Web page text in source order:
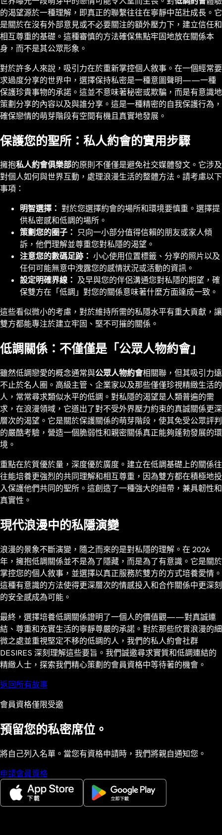
的渴望源於一種理解，即真正的聯繫往往在寧靜中茁壯成長。它
是關於在沒有外部意見或不必要關注的額外壓力下，建立信任和
相互尊重的基礎。這種審慎的方法確保焦點牢固地放在關係本
身，而不是其公眾形象。
對於許多人來說，吸引力在於重新掌控個人敘事。在一個經常要
求過度分享的世界中，選擇保持私密是一種意圖聲明——一種
保護珍貴事物的承諾。這並不意味著秘密或欺騙，而是有意識地
策劃分享的內容以及與誰分享。這是一種精密的自我保護行為，
確保戀情的萌芽階段有空間有機且真實地發展。
保護您的聖所：私人約會的實用步驟
擁抱私人約會俱樂部的原則不僅僅是避免社交媒體發文。它涉及
對個人如何與世界互動，處理浪漫生活的整體方法。請考慮以下
事項：
明智選擇： 對於您選擇約會的場所和環境要慎重。選擇提
供私密感和低調的場所。
策劃您的圈子： 只向一小部分值得信賴的朋友或家人傾
訴，他們理解並尊重您對私隱的渴望。
注意您的數碼足跡： 小心使用位置標籤、分享的照片以及
任何可能無意中洩露您的感情狀況或活動的資訊。
設定明確界線： 及早與您的伴侶溝通您對私隱的期望，確
保雙方在「低調」對您的關係意味著什麼方面達成一致。
這些看似微小的考慮，對於維持所需的私隱水平有重大貢獻，讓
雙方都能專注於建立牢固、堅不可摧的關係。
低調關係：不僅僅是「公眾人物約會」
雖然低調戀愛的概念通常與公眾人物約會相關聯，但其吸引力遠
不止於名人圈。高級主管、企業家以及那些僅僅珍視精緻生活的
人，常常尋求類似水平的低調。對私隱的渴望是人類普遍的需
求，在浪漫領域，它道出了對不受外界壓力約束的真誠關係更深
層次的渴望。它是關於保護關係的萌芽階段，使其免受公眾評判
的嚴酷考驗，營造一個脆弱性和親密關係真正能夠蓬勃發展的環
境。
重點在於質優於量，深度優於廣度。建立在低調基礎上的關係往
往能培養更強烈的共同理解和相互尊重，因為雙方都在積極地投
入保護他們共同的聖所。這創造了一種強大的紐帶，兼具韌性和
真實性。
現代浪漫中的私隱演變
浪漫的景象不斷演變，隨之而來的是對私隱的理解。在 2026
年，擁抱低調關係並不是為了隱藏，而是為了有意識。它是關於
掌控您的個人敘事，並選擇以真正服務於雙方的方式培養愛情。
這種有意識的方法使得更深層次的情感投入和合作關係中更深刻
的安全感成為可能。
最終，選擇培養低調關係證明了一個人的價值觀——對真誠連
結、尊重和充實生活的寧靜尊嚴的承諾。對於那些欣賞浪漫的細
微之處並重視堅定不移的低調的人，我們的私人約會社群
DESIRES 深刻理解這些要旨。我們誠邀尋求實質和低調連結的
精緻人士，探索我們精心策劃的會員資格中等待著的機會。
返回所有故事
會員資格僅限受邀
預留您的私密席位。
將自己列入名單。當您有資格申請時，我們將親自通知您。
申請會員資格